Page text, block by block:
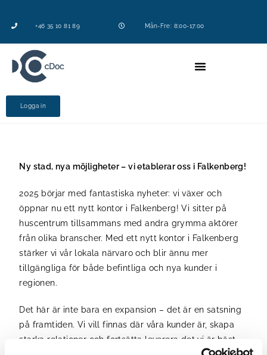
+46 35 10 81 89 Mån-Fre: 8:00-17:00
Logga in
Ny stad, nya möjligheter – vi etablerar oss i Falkenberg!
2025 börjar med fantastiska nyheter: vi växer och
öppnar nu ett nytt kontor i Falkenberg! Vi sitter på
huscentrum tillsammans med andra grymma aktörer
från olika branscher. Med ett nytt kontor i Falkenberg
stärker vi vår lokala närvaro och blir ännu mer
tillgängliga för både befintliga och nya kunder i
regionen.
Det här är inte bara en expansion – det är en satsning
på framtiden. Vi vill finnas där våra kunder är, skapa
starka relationer och fortsätta leverera det vi är bäst